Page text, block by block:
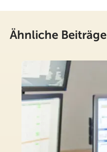
Ähnliche Beiträge